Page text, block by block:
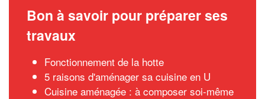
Bon à savoir pour préparer ses
travaux
Fonctionnement de la hotte
5 raisons d'aménager sa cuisine en U
Cuisine aménagée : à composer soi-même